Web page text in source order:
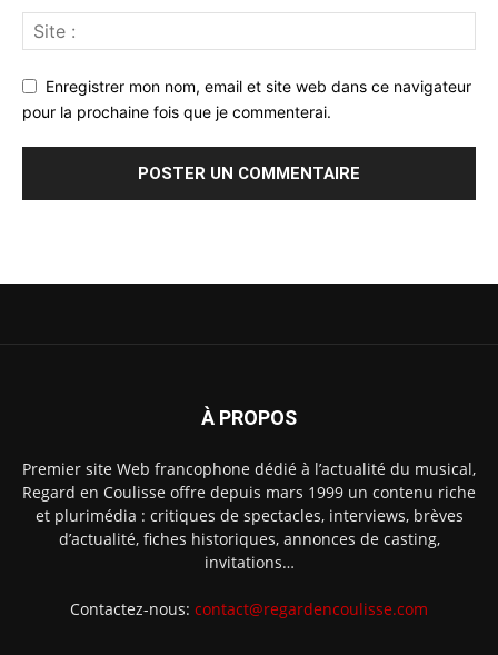
Enregistrer mon nom, email et site web dans ce navigateur
pour la prochaine fois que je commenterai.
À PROPOS
Premier site Web francophone dédié à l’actualité du musical,
Regard en Coulisse offre depuis mars 1999 un contenu riche
et plurimédia : critiques de spectacles, interviews, brèves
d’actualité, fiches historiques, annonces de casting,
invitations…
Contactez-nous: contact@regardencoulisse.com